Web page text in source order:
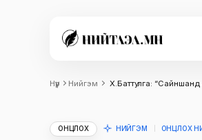
Нүүр Нийгэм Х.Баттулга: “Сайншанд
ОНЦЛОХ НИЙГЭМ ОНЦЛОХ